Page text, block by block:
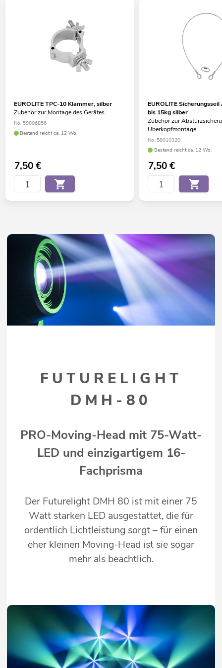
EUROLITE TPC-10 Klammer, silber
Zubehör zur Montage des Gerätes
No. 59006856
Bestand reicht ca. 12 Wo.
7,50€
EUROLITE
bis 15kg silber
Zubehör zur
Überkopfmontage
No. 58010320
Bestand reicht ca. 12 Wo.
7,50€
FUTURELIGHT
DMH-80
PRO-Moving-Head mit 75-Watt-
LED und einzigartigem 16-
Fachprisma
Der Futurelight DMH 80 ist mit einer 75
Watt starken LED ausgestattet, die für
ordentlich Lichtleistung sorgt – für einen
eher kleinen Moving-Head ist sie sogar
mehr als beachtlich.